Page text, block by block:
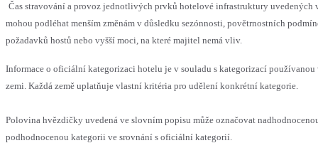
Čas stravování a provoz jednotlivých prvků hotelové infrastruktury uvedených
mohou podléhat menším změnám v důsledku sezónnosti, povětrnostních
požadavků hostů nebo vyšší moci, na které majitel nemá vliv.
Informace o oficiální kategorizaci hotelu je v souladu s kategorizací používanou
zemi. Každá země uplatňuje vlastní kritéria pro udělení konkrétní kategorie.
Polovina hvězdičky uvedená ve slovním popisu může označovat
podhodnocenou kategorii ve srovnání s oficiální kategorií.